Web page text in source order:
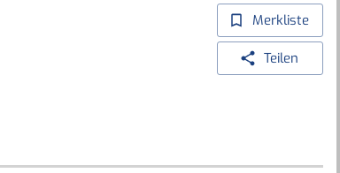
Merkliste
Teilen